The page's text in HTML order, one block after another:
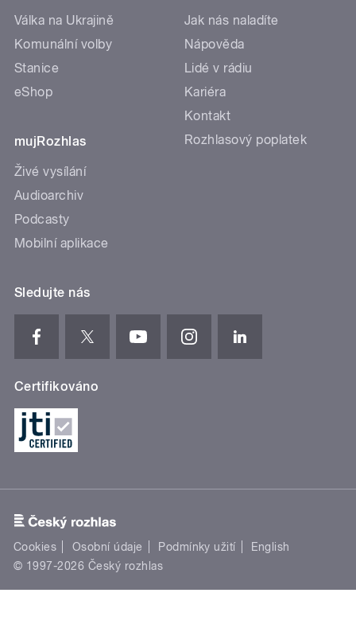
Válka na Ukrajině
Komunální volby
Stanice
eShop
mujRozhlas
Živé vysílání
Audioarchiv
Podcasty
Mobilní aplikace
Jak nás naladíte
Nápověda
Lidé v rádiu
Kariéra
Kontakt
Rozhlasový poplatek
Sledujte nás
Certifikováno
Cookies Osobní údaje Podmínky užití
English
© 1997-2026 Český rozhlas